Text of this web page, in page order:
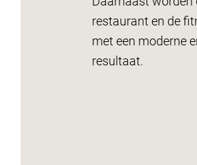
restaurant en de
met een moderne
resultaat.